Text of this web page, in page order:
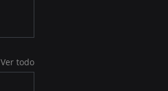
Ver todo